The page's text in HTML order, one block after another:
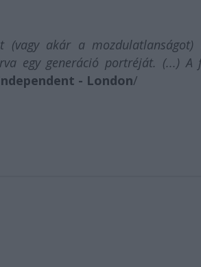
(vagy akár a
egy generáció portréját. (...)
- London/